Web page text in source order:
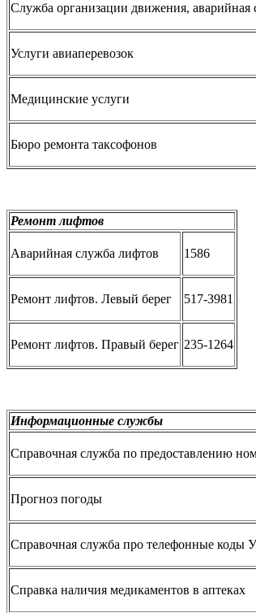
Служба организации движения, аварийная
Услуги авиаперевозок
Медицинские услуги
Бюро ремонта таксофонов
Ремонт лифтов
Аварийная служба лифтов 1586
Ремонт лифтов. Левый берег 517-3981
Ремонт лифтов. Правый берег 235-1264
Информационные службы
Справочная служба по предоставлению
Прогноз погоды
Справочная служба про телефонные коды
Справка наличия медикаментов в аптеках